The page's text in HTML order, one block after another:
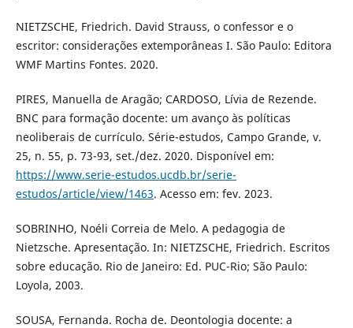
NIETZSCHE, Friedrich. David Strauss, o confessor e o
escritor: considerações extemporâneas I. São Paulo: Editora
WMF Martins Fontes. 2020.
PIRES, Manuella de Aragão; CARDOSO, Lívia de Rezende.
BNC para formação docente: um avanço às políticas
neoliberais de currículo. Série-estudos, Campo Grande, v.
25, n. 55, p. 73-93, set./dez. 2020. Disponível em:
https://www.serie-estudos.ucdb.br/serie-
estudos/article/view/1463. Acesso em: fev. 2023.
SOBRINHO, Noéli Correia de Melo. A pedagogia de
Nietzsche. Apresentação. In: NIETZSCHE, Friedrich. Escritos
sobre educação. Rio de Janeiro: Ed. PUC-Rio; São Paulo:
Loyola, 2003.
SOUSA, Fernanda. Rocha de. Deontologia docente: a